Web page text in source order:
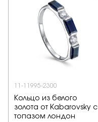
11-11995-2300
Кольцо из белого
золота от Kabarovsky с
топазом лондон